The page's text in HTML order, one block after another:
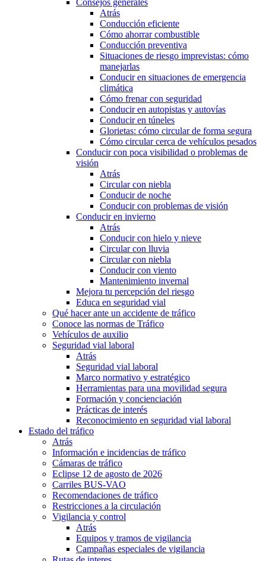
Consejos generales
Atrás
Conducción eficiente
Cómo ahorrar combustible
Conducción preventiva
Situaciones de riesgo imprevistas: cómo
manejarlas
Conducir en situaciones de emergencia
climática
Cómo frenar con seguridad
Conducir en autopistas y autovías
Conducir en túneles
Glorietas: cómo circular de forma segura
Cómo circular cerca de vehículos pesados
Conducir con poca visibilidad o problemas de
visión
Atrás
Circular con niebla
Conducir de noche
Conducir con problemas de visión
Conducir en invierno
Atrás
Conducir con hielo y nieve
Circular con lluvia
Circular con niebla
Conducir con viento
Mantenimiento invernal
Mejora tu percepción del riesgo
Educa en seguridad vial
Qué hacer ante un accidente de tráfico
Conoce las normas de Tráfico
Vehículos de auxilio
Seguridad vial laboral
Atrás
Seguridad vial laboral
Marco normativo y estratégico
Herramientas para una movilidad segura
Formación y concienciación
Prácticas de interés
Reconocimiento en seguridad vial laboral
Estado del tráfico
Atrás
Información e incidencias de tráfico
Cámaras de tráfico
Eclipse 12 de agosto de 2026
Carriles BUS-VAO
Recomendaciones de tráfico
Restricciones a la circulación
Vigilancia y control
Atrás
Equipos y tramos de vigilancia
Campañas especiales de vigilancia